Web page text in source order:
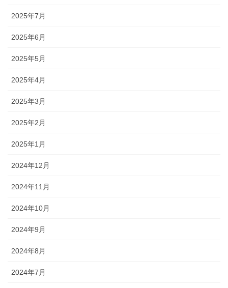
2025年7月
2025年6月
2025年5月
2025年4月
2025年3月
2025年2月
2025年1月
2024年12月
2024年11月
2024年10月
2024年9月
2024年8月
2024年7月